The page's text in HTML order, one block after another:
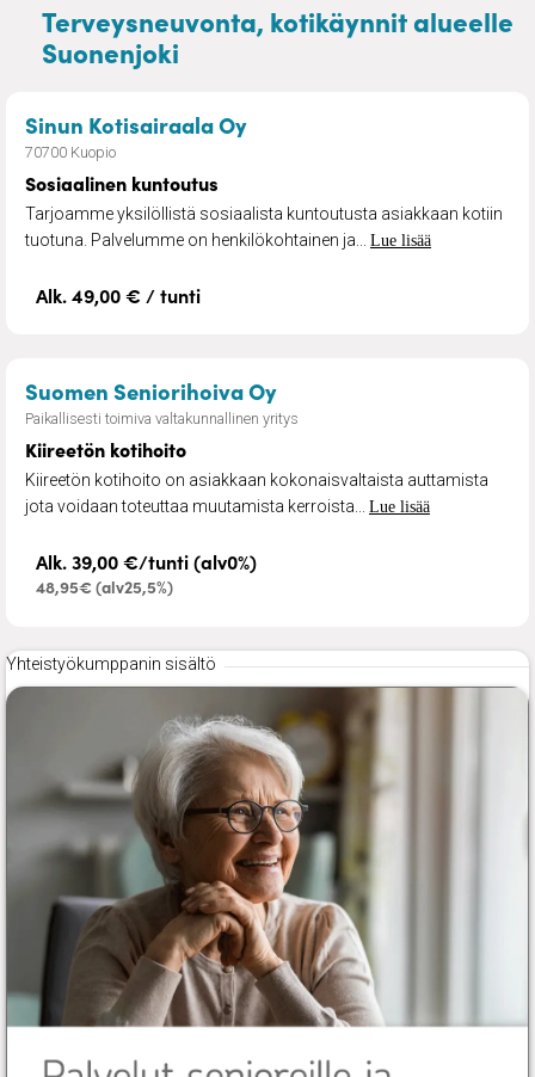
Terveysneuvonta, kotikäynnit alueelle
Suonenjoki
Sinun Kotisairaala Oy– Sosiaalinen kuntoutus
70700 Kuopio
Sosiaalinen kuntoutus
Tarjoamme yksilöllistä sosiaalista kuntoutusta asiakkaan kotiin
tuotuna. Palvelumme on henkilökohtainen ja... Lue lisää
Alk. 49,00 € / tunti
Suomen Seniorihoiva Oy– Kiireetön kotihoito
Paikallisesti toimiva valtakunnallinen yritys
Kiireetön kotihoito
Kiireetön kotihoito on asiakkaan kokonaisvaltaista auttamista
jota voidaan toteuttaa muutamista kerroista... Lue lisää
Alk. 39,00 €/tunti (alv0%)
48,95€ (alv25,5%)
Yhteistyökumppanin sisältö